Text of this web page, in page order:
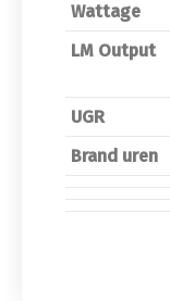
Wattage
LM Output
UGR
Brand uren